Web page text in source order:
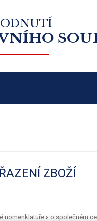
ZBOŽÍ
nomenklatuře a o společném